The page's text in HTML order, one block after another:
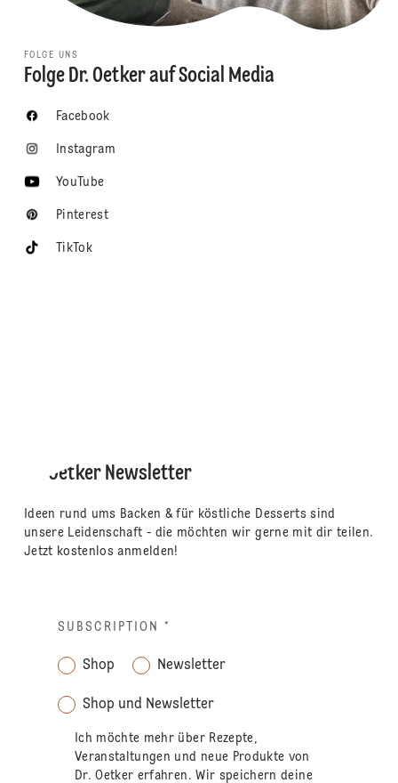
FOLGE UNS
Folge Dr. Oetker auf Social Media
Facebook
Instagram
YouTube
Pinterest
TikTok
Dr. Oetker Newsletter
Ideen rund ums Backen & für köstliche Desserts sind
unsere Leidenschaft - die möchten wir gerne mit dir teilen.
Jetzt kostenlos anmelden!
SUBSCRIPTION *
Shop Newsletter
Shop und Newsletter
Ich möchte mehr über Rezepte,
Veranstaltungen und neue Produkte von
Dr. Oetker erfahren. Wir speichern deine